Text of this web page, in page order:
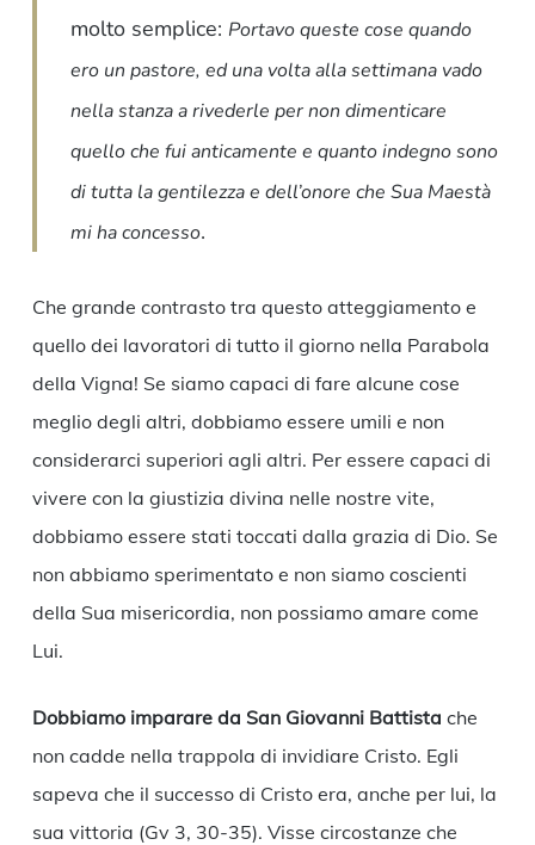
molto semplice: Portavo queste cose quando
ero un pastore, ed una volta alla settimana vado
nella stanza a rivederle per non dimenticare
quello che fui anticamente e quanto indegno sono
di tutta la gentilezza e dell’onore che Sua Maestà
mi ha concesso.
Che grande contrasto tra questo atteggiamento e
quello dei lavoratori di tutto il giorno nella Parabola
della Vigna! Se siamo capaci di fare alcune cose
meglio degli altri, dobbiamo essere umili e non
considerarci superiori agli altri. Per essere capaci di
vivere con la giustizia divina nelle nostre vite,
dobbiamo essere stati toccati dalla grazia di Dio. Se
non abbiamo sperimentato e non siamo coscienti
della Sua misericordia, non possiamo amare come
Lui.
Dobbiamo imparare da San Giovanni Battista che
non cadde nella trappola di invidiare Cristo. Egli
sapeva che il successo di Cristo era, anche per lui, la
sua vittoria (Gv 3, 30-35). Visse circostanze che